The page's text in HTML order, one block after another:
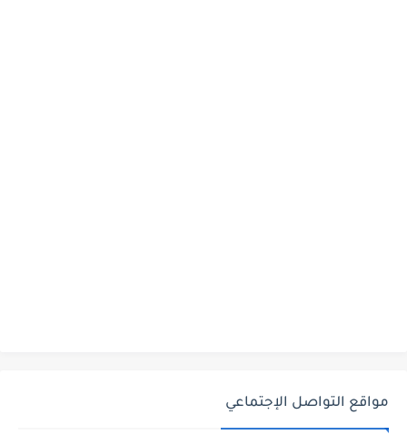
مواقع التواصل الإجتماعي